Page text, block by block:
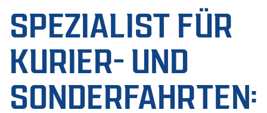
SPEZIALIST FÜR
KURIER- UND
SONDERFAHRTEN: